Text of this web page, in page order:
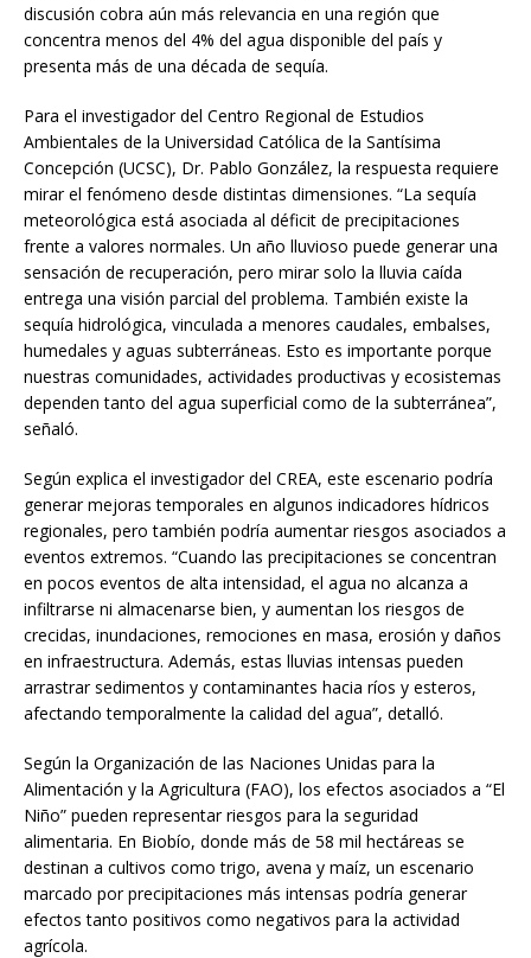
discusión cobra aún más relevancia en una región que
concentra menos del 4% del agua disponible del país y
presenta más de una década de sequía.
Para el investigador del Centro Regional de Estudios
Ambientales de la Universidad Católica de la Santísima
Concepción (UCSC), Dr. Pablo González, la respuesta requiere
mirar el fenómeno desde distintas dimensiones. “La sequía
meteorológica está asociada al déficit de precipitaciones
frente a valores normales. Un año lluvioso puede generar una
sensación de recuperación, pero mirar solo la lluvia caída
entrega una visión parcial del problema. También existe la
sequía hidrológica, vinculada a menores caudales, embalses,
humedales y aguas subterráneas. Esto es importante porque
nuestras comunidades, actividades productivas y ecosistemas
dependen tanto del agua superficial como de la subterránea”,
señaló.
Según explica el investigador del CREA, este escenario podría
generar mejoras temporales en algunos indicadores hídricos
regionales, pero también podría aumentar riesgos asociados a
eventos extremos. “Cuando las precipitaciones se concentran
en pocos eventos de alta intensidad, el agua no alcanza a
infiltrarse ni almacenarse bien, y aumentan los riesgos de
crecidas, inundaciones, remociones en masa, erosión y daños
en infraestructura. Además, estas lluvias intensas pueden
arrastrar sedimentos y contaminantes hacia ríos y esteros,
afectando temporalmente la calidad del agua”, detalló.
Según la Organización de las Naciones Unidas para la
Alimentación y la Agricultura (FAO), los efectos asociados a “El
Niño” pueden representar riesgos para la seguridad
alimentaria. En Biobío, donde más de 58 mil hectáreas se
destinan a cultivos como trigo, avena y maíz, un escenario
marcado por precipitaciones más intensas podría generar
efectos tanto positivos como negativos para la actividad
agrícola.